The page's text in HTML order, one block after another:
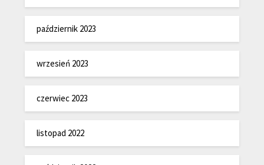
październik 2023
wrzesień 2023
czerwiec 2023
listopad 2022